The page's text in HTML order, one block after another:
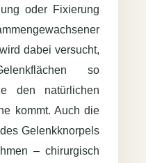
oder Fixierung
dabei versucht,
so
den natürlichen
kommt. Auch die
Gelenkknorpels
– chirurgisch